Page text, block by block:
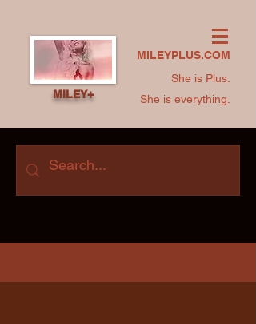
MILEYPLUS.COM
She is Plus.
She is everything.
MILEY+